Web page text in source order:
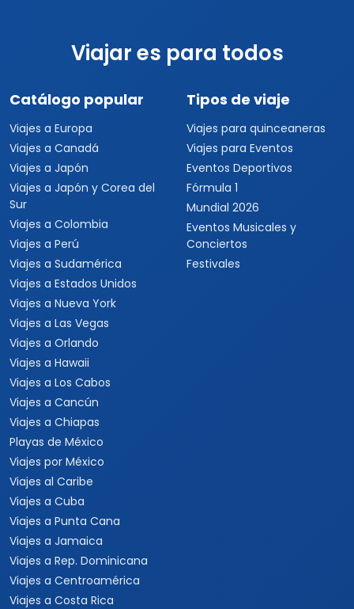
Viajar es para todos
Catálogo popular
Viajes a Europa
Viajes a Canadá
Viajes a Japón
Viajes a Japón y Corea del
Sur
Viajes a Colombia
Viajes a Perú
Viajes a Sudamérica
Viajes a Estados Unidos
Viajes a Nueva York
Viajes a Las Vegas
Viajes a Orlando
Viajes a Hawaii
Viajes a Los Cabos
Viajes a Cancún
Viajes a Chiapas
Playas de México
Viajes por México
Viajes al Caribe
Viajes a Cuba
Viajes a Punta Cana
Viajes a Jamaica
Viajes a Rep. Dominicana
Viajes a Centroamérica
Viajes a Costa Rica
Tipos de viaje
Viajes para quinceaneras
Viajes para Eventos
Eventos Deportivos
Fórmula 1
Mundial 2026
Eventos Musicales y
Conciertos
Festivales